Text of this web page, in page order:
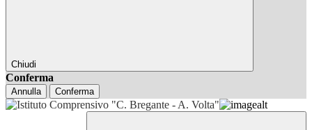
Chiudi
Conferma
Annulla Conferma